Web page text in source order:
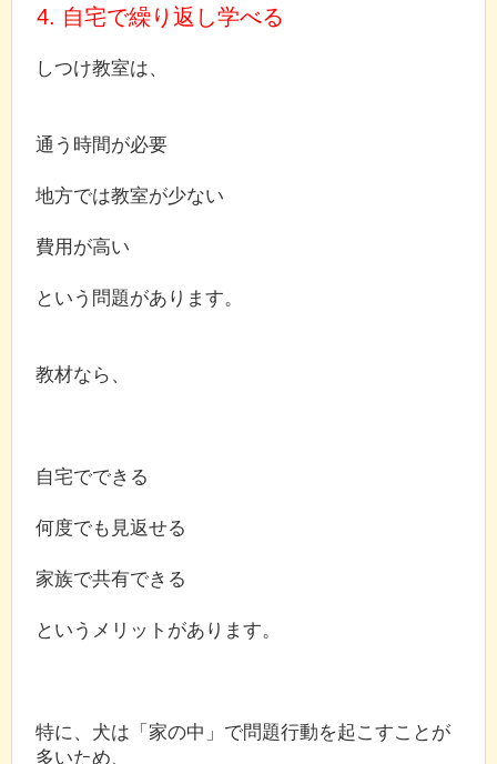
4. 自宅で繰り返し学べる
しつけ教室は、
通う時間が必要
地方では教室が少ない
費用が高い
という問題があります。
教材なら、
自宅でできる
何度でも見返せる
家族で共有できる
というメリットがあります。
特に、犬は「家の中」で問題行動を起こすことが
多いため、